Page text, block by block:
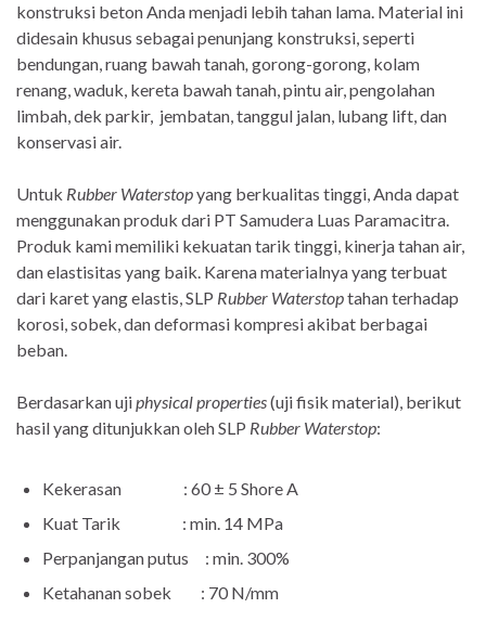
konstruksi beton Anda menjadi lebih tahan lama. Material ini
didesain khusus sebagai penunjang konstruksi, seperti
bendungan, ruang bawah tanah, gorong-gorong, kolam
renang, waduk, kereta bawah tanah, pintu air, pengolahan
limbah, dek parkir, jembatan, tanggul jalan, lubang lift, dan
konservasi air.
Untuk Rubber Waterstopyang berkualitas tinggi, Anda dapat
menggunakan produk dari PT Samudera Luas Paramacitra.
Produk kami memiliki kekuatan tarik tinggi, kinerja tahan air,
dan elastisitas yang baik. Karena materialnya yang terbuat
dari karet yang elastis, SLP Rubber Waterstoptahan terhadap
korosi, sobek, dan deformasi kompresi akibat berbagai
beban.
Berdasarkan ujiphysical properties(uji fisik material), berikut
hasil yang ditunjukkan oleh SLP Rubber Waterstop:
Kekerasan : 60 ± 5 Shore A
Kuat Tarik : min. 14 MPa
Perpanjangan putus : min. 300%
Ketahanan sobek : 70 N/mm